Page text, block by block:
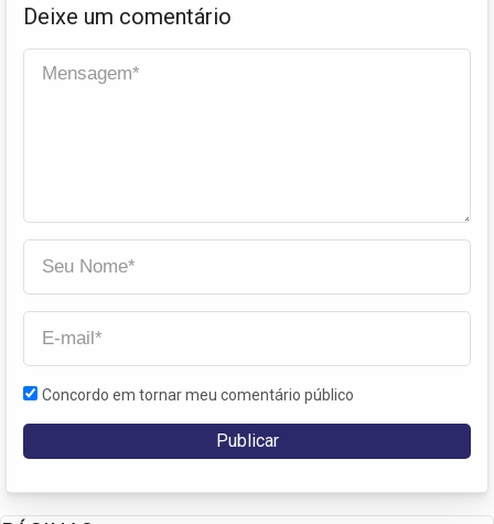
Deixe um comentário
Concordo em tornar meu comentário público